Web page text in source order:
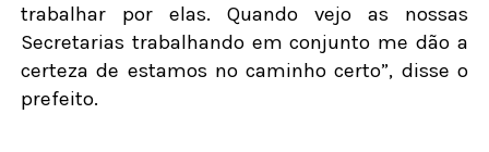
trabalhar por elas. Quando vejo as nossas
Secretarias trabalhando em conjunto me dão a
certeza de estamos no caminho certo”, disse o
prefeito.